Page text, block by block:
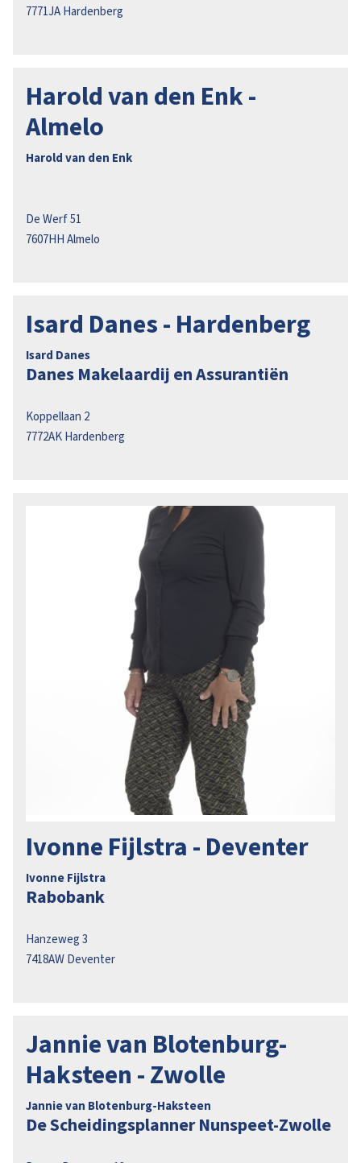
7771JA Hardenberg
Harold van den Enk -
Almelo
Harold van den Enk
De Werf 51
7607HH Almelo
Isard Danes - Hardenberg
Isard Danes
Danes Makelaardij en Assurantiën
Koppellaan 2
7772AK Hardenberg
Ivonne Fijlstra - Deventer
Ivonne Fijlstra
Rabobank
Hanzeweg 3
7418AW Deventer
Jannie van Blotenburg-
Haksteen - Zwolle
Jannie van Blotenburg-Haksteen
De Scheidingsplanner Nunspeet-Zwolle